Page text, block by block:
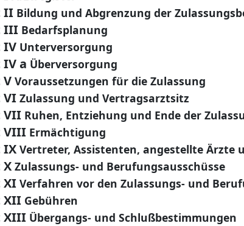
II Bildung und Abgrenzung der
III Bedarfsplanung
IV Unterversorgung
a Überversorgung
Voraussetzungen für die Zulassung
VI Zulassung und Vertragsarztsitz
VII Ruhen, Entziehung und Ende der
VIII Ermächtigung
IX Vertreter, Assistenten, angestellte Ärzte
Zulassungs- und Berufungsausschüsse
XI Verfahren vor den Zulassungs- und
XII Gebühren
XIII Übergangs- und Schlußbestimmungen